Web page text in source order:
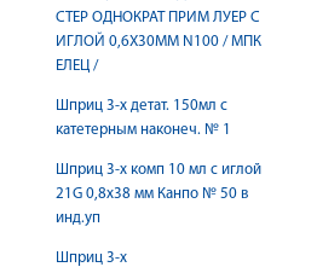
СТЕР ОДНОКРАТ ПРИМ ЛУЕР C
ИГЛОЙ 0,6Х30ММ N100 / МПК
ЕЛЕЦ /
Шприц 3-х детат. 150мл с
катетерным наконеч. № 1
Шприц 3-х комп 10 мл с иглой
21G 0,8x38 мм Канпо № 50 в
инд.уп
Шприц 3-х